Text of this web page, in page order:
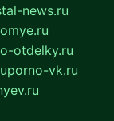
news.ru
otdelky.ru
porno-vk.ru